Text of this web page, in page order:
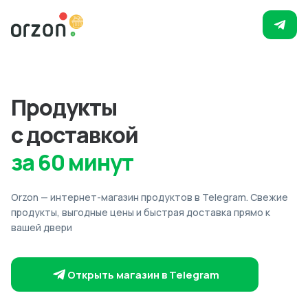
Продукты
с доставкой
за 60 минут
Orzon — интернет-магазин продуктов в Telegram. Свежие
продукты, выгодные цены и быстрая доставка прямо к
вашей двери
Открыть магазин в Telegram